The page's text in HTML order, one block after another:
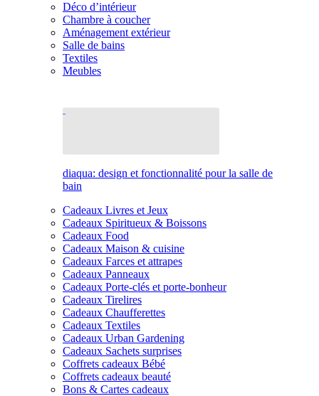
Déco d’intérieur
Chambre à coucher
Aménagement extérieur
Salle de bains
Textiles
Meubles
diaqua: design et fonctionnalité pour la salle de
bain
Cadeaux Livres et Jeux
Cadeaux Spiritueux & Boissons
Cadeaux Food
Cadeaux Maison & cuisine
Cadeaux Farces et attrapes
Cadeaux Panneaux
Cadeaux Porte-clés et porte-bonheur
Cadeaux Tirelires
Cadeaux Chaufferettes
Cadeaux Textiles
Cadeaux Urban Gardening
Cadeaux Sachets surprises
Coffrets cadeaux Bébé
Coffrets cadeaux beauté
Bons & Cartes cadeaux